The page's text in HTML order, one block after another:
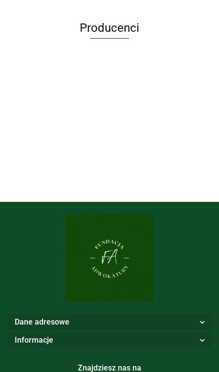
Producenci
Dane adresowe
Informacje
Znajdziesz nas na